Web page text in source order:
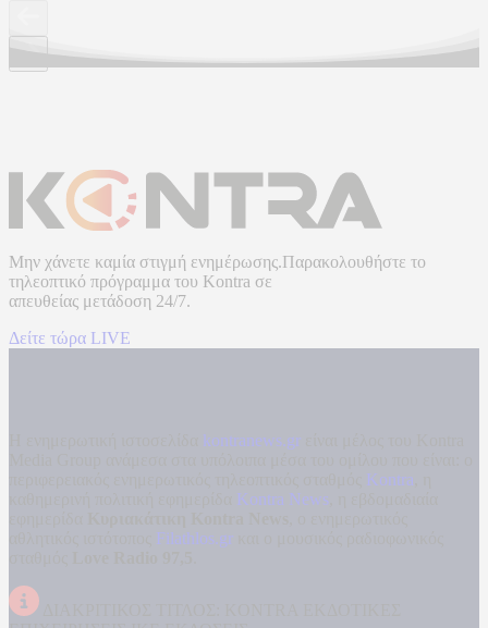
Μην χάνετε καμία στιγμή ενημέρωσης.Παρακολουθήστε το
τηλεοπτικό πρόγραμμα του Kontra σε
απευθείας μετάδοση 24/7.
Δείτε τώρα LIVE
kontranews.gr
Kontra
Kontra News
Filathlos.gr